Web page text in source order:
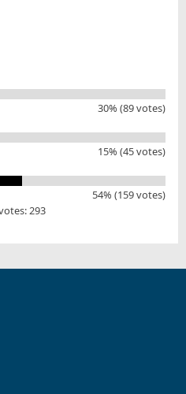
30% (89 votes)
15% (45 votes)
54% (159 votes)
293